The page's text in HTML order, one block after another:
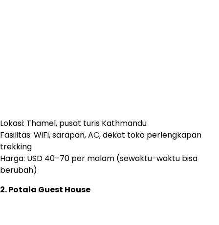
Lokasi: Thamel, pusat turis Kathmandu
Fasilitas: WiFi, sarapan, AC, dekat toko perlengkapan
trekking
Harga: USD 40–70 per malam (sewaktu-waktu bisa
berubah)
2. Potala Guest House